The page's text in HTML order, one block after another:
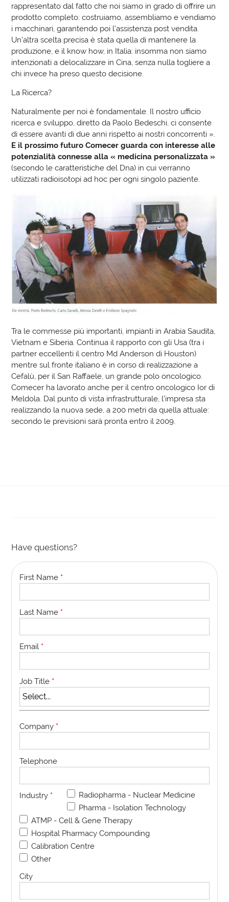
rappresentato dal fatto che noi siamo in grado di offrire un
prodotto completo: costruiamo, assembliamo e vendiamo
i macchinari, garantendo poi l’assistenza post vendita.
Un’altra scelta precisa è stata quella di mantenere la
produzione, e il know how, in Italia: insomma non siamo
intenzionati a delocalizzare in Cina, senza nulla togliere a
chi invece ha preso questo decisione.
La Ricerca?
Naturalmente per noi è fondamentale. Il nostro ufficio
ricerca e sviluppo, diretto da Paolo Bedeschi, ci consente
di essere avanti di due anni rispetto ai nostri concorrenti ».
E il prossimo futuro Comecer guarda con interesse alle
potenzialità connesse alla « medicina personalizzata »
(secondo le caratteristiche del Dna) in cui verranno
utilizzati radioisotopi ad hoc per ogni singolo paziente.
Tra le commesse più importanti, impianti in Arabia Saudita,
Vietnam e Siberia. Continua il rapporto con gli Usa (tra i
partner eccellenti il centro Md Anderson di Houston)
mentre sul fronte italiano è in corso di realizzazione a
Cefalù, per il San Raffaele, un grande polo oncologico.
Comecer ha lavorato anche per il centro oncologico Ior di
Meldola. Dal punto di vista infrastrutturale, l’impresa sta
realizzando la nuova sede, a 200 metri da quella attuale:
secondo le previsioni sarà pronta entro il 2009.
Have questions?
First Name *
Last Name *
Email *
Job Title *
Company *
Telephone
Industry *
Radiopharma - Nuclear Medicine
Pharma - Isolation Technology
ATMP - Cell & Gene Therapy
Hospital Pharmacy Compounding
Calibration Centre
Other
City